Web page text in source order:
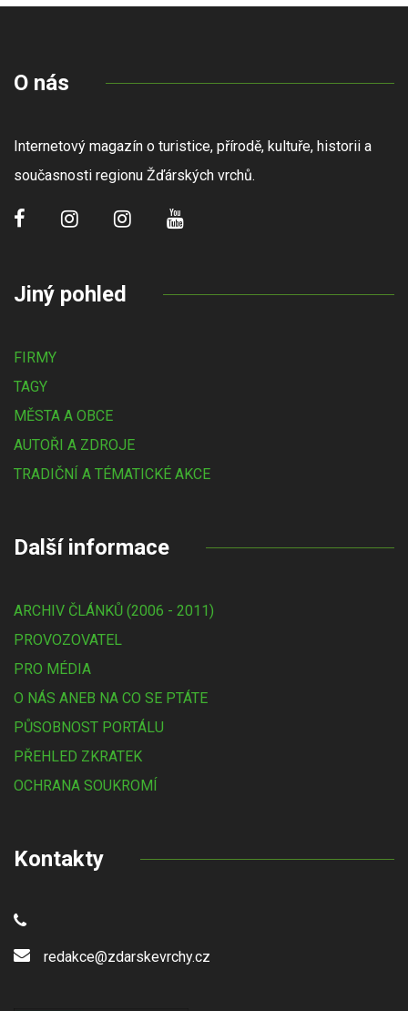
O nás
Internetový magazín o turistice, přírodě, kultuře, historii a
současnosti regionu Žďárských vrchů.
Jiný pohled
FIRMY
TAGY
MĚSTA A OBCE
AUTOŘI A ZDROJE
TRADIČNÍ A TÉMATICKÉ AKCE
Další informace
ARCHIV ČLÁNKŮ (2006 - 2011)
PROVOZOVATEL
PRO MÉDIA
O NÁS ANEB NA CO SE PTÁTE
PŮSOBNOST PORTÁLU
PŘEHLED ZKRATEK
OCHRANA SOUKROMÍ
Kontakty
redakce@zdarskevrchy.cz